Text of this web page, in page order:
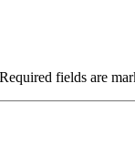
Required fields are